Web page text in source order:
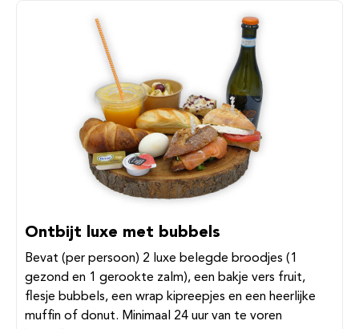
Ontbijt luxe met bubbels
Bevat (per persoon) 2 luxe belegde broodjes (1
gezond en 1 gerookte zalm), een bakje vers fruit,
flesje bubbels, een wrap kipreepjes en een heerlijke
muffin of donut. Minimaal 24 uur van te voren